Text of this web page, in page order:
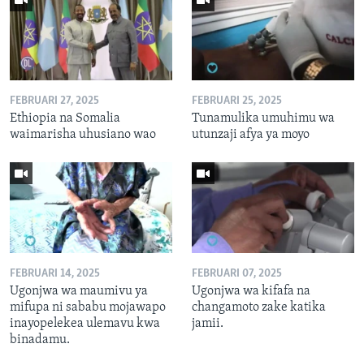
FEBRUARI 27, 2025
Ethiopia na Somalia
waimarisha uhusiano wao
FEBRUARI 25, 2025
Tunamulika umuhimu wa
utunzaji afya ya moyo
FEBRUARI 14, 2025
Ugonjwa wa maumivu ya
mifupa ni sababu mojawapo
inayopelekea ulemavu kwa
binadamu.
FEBRUARI 07, 2025
Ugonjwa wa kifafa na
changamoto zake katika
jamii.